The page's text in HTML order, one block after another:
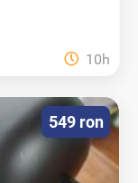
10h
549 ron